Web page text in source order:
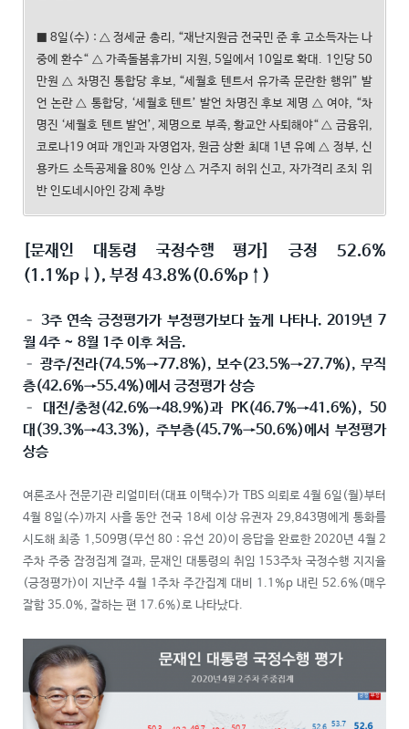
■ 8일(수) : △ 정세균 총리, “재난지원금 전국민 준 후 고소득자는 나
중에 환수“ △ 가족돌봄휴가비 지원, 5일에서 10일로 확대. 1인당 50
만원 △ 차명진 통합당 후보, “세월호 텐트서 유가족 문란한 행위” 발
언 논란 △ 통합당, ‘세월호 텐트’ 발언 차명진 후보 제명 △ 여야, “차
명진 ‘세월호 텐트 발언’, 제명으로 부족, 황교안 사퇴해야“ △ 금융위,
코로나19 여파 개인과 자영업자, 원금 상환 최대 1년 유예 △ 정부, 신
용카드 소득공제율 80% 인상 △ 거주지 허위 신고, 자가격리 조치 위
반 인도네시아인 강제 추방
[문재인 대통령 국정수행 평가] 긍정 52.6%
(1.1%p↓), 부정 43.8%(0.6%p↑)
– 3주 연속 긍정평가가 부정평가보다 높게 나타나. 2019년 7
월 4주 ~ 8월 1주 이후 처음.
– 광주/전라(74.5%→77.8%), 보수(23.5%→27.7%), 무직
층(42.6%→55.4%)에서 긍정평가 상승
– 대전/충청(42.6%→48.9%)과 PK(46.7%→41.6%), 50
대(39.3%→43.3%), 주부층(45.7%→50.6%)에서 부정평가
상승
여론조사 전문기관 리얼미터(대표 이택수)가 TBS 의뢰로 4월 6일(월)부터
4월 8일(수)까지 사흘 동안 전국 18세 이상 유권자 29,843명에게 통화를
시도해 최종 1,509명(무선 80 : 유선 20)이 응답을 완료한 2020년 4월 2
주차 주중 잠정집계 결과, 문재인 대통령의 취임 153주차 국정수행 지지율
(긍정평가)이 지난주 4월 1주차 주간집계 대비 1.1%p 내린 52.6%(매우
잘함 35.0%, 잘하는 편 17.6%)로 나타났다.